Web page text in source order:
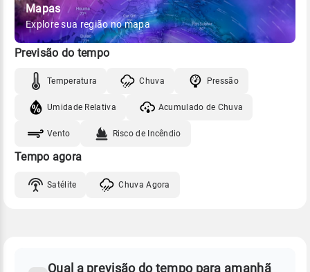
Mapas
Explore sua região no mapa
Previsão do tempo
Temperatura Chuva Pressão
Umidade Relativa Acumulado de Chuva
Vento Risco de Incêndio
Tempo agora
Satélite Chuva Agora
Qual a previsão do tempo para amanhã